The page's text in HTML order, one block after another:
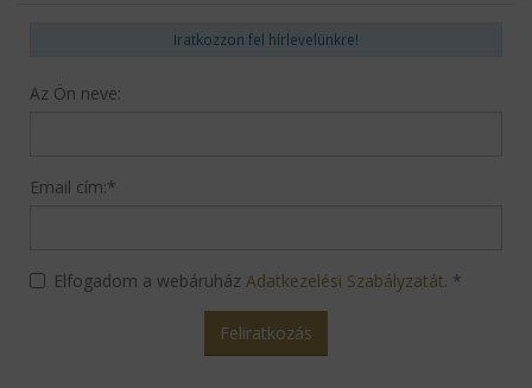
Iratkozzon fel hírlevelünkre!
Az Ön neve:
Email cím:*
Elfogadom a webáruház Adatkezelési Szabályzatát. *
Feliratkozás